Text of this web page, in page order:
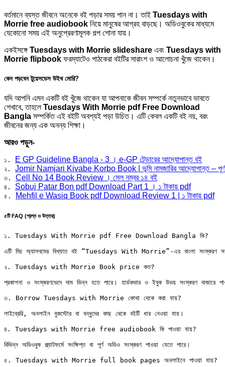
বর্তমানে ব্যস্ত জীবনে অনেকে বই পড়ার সময় পান না। তাই Tuesdays with
Morrie free audiobook নিয়ে মানুষের আগ্রহ বাড়ছে। অডিওবুকের মাধ্যমে
যেকোনো সময় এই অনুপ্রেরণামূলক গল্প শোনা যায়।
একইসঙ্গে Tuesdays with Morrie slideshare এবং Tuesdays with
Morrie flipbook ফরম্যাটেও পাঠকেরা বইটির সারাংশ ও আলোচনা খুঁজে থাকেন।
কেন পড়বেন টুয়েসডেস উইথ মোরি?
যদি আপনি এমন একটি বই খুঁজে থাকেন যা আপনাকে জীবন সম্পর্কে নতুনভাবে ভাবতে
শেখাবে, তাহলেTuesdays With Morrie pdf Free Download
Bangla সম্পর্কিত এই বইটি অবশ্যই পড়া উচিত। এটি কেবল একটি বই নয়, বরং
জীবনের জন্য এক অনন্য শিক্ষা।
আরও পড়ুন-
১. E GP Guideline Bangla - 3 । e-GP টেন্ডারের আদ্যোপান্ত বই
২. Jomir Namjari Kivabe Korbo Book | ভূমি নামজারির আদ্যোপান্ত –
৩. Cell No 14 Book Review । সেল নম্বর ১৪ বই
৪. Sobuj Patar Bon pdf Download Part 1 । ১ টাকায় pdf
৫. Mehfil e Wasiq Book pdf Download Review 1 | ১ টাকায় pdf
৫টি FAQ (প্রশ্ন ও উত্তর)
১. Tuesdays With Morrie pdf Free Download Bangla কি?
এটি মিচ অ্যালবমের বিখ্যাত বই “Tuesdays With Morrie”-এর বাংলা সংস্করণ
২. Tuesdays with Morrie Book price কত?
প্রকাশনা ও সংস্করণভেদে দাম ভিন্ন হতে পারে। হার্ডকভার ও ইবুক উভয় সংস্করণ বাজারে
৩. Borrow Tuesdays with Morrie কোথা থেকে করা যায়?
লাইব্রেরি, অনলাইন বুকস্টোর বা বন্ধুদের কাছ থেকে বইটি ধার নেওয়া যায়।
৪. Tuesdays with Morrie free audiobook কি পাওয়া যায়?
বিভিন্ন অডিওবুক প্ল্যাটফর্মে সংক্ষিপ্ত বা পূর্ণ অডিও সংস্করণ পাওয়া যেতে পারে।
৫. Tuesdays with Morrie full book pages অনলাইনে পাওয়া যায়?